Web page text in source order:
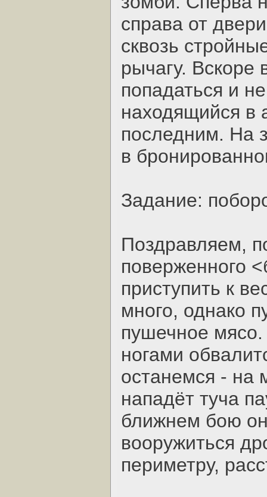
справа от
сквозь
рычагу. Вскоре
попадаться и
находящийся в
последним. На
в
Задание:
Поздравляем,
поверженного
приступить к
много, однако
пушечное
ногами
останемся - на
нападёт туча
ближнем бою
вооружиться
периметру,